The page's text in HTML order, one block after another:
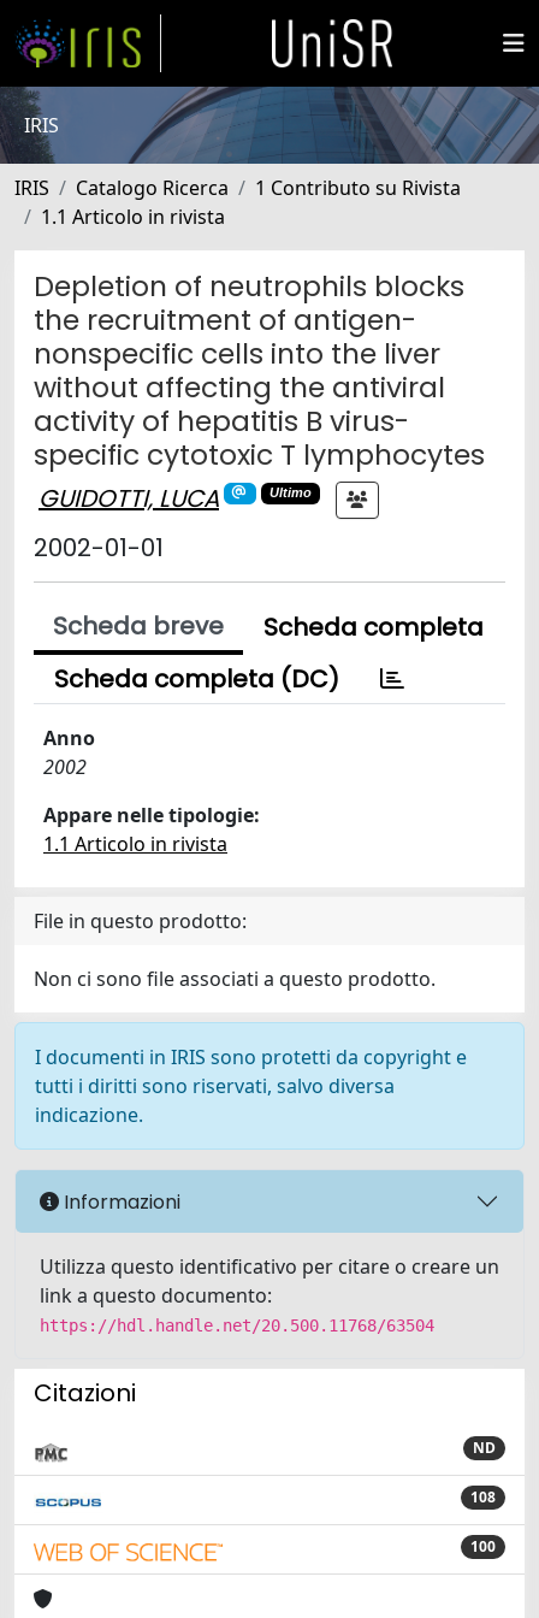
IRIS
IRIS Catalogo Ricerca
1 Contributo su Rivista
1.1 Articolo in rivista
Depletion of neutrophils blocks
the recruitment of antigen-
nonspecific cells into the liver
without affecting the antiviral
activity of hepatitis B virus-
specific cytotoxic T lymphocytes
GUIDOTTI, LUCA Ultimo
2002-01-01
Scheda breve
Scheda completa
Scheda completa (DC)
Anno
2002
Appare nelle tipologie:
1.1 Articolo in rivista
File in questo prodotto:
Non ci sono file associati a questo prodotto.
I documenti in IRIS sono protetti da copyright e
tutti i diritti sono riservati, salvo diversa
indicazione.
Informazioni
Utilizza questo identificativo per citare o creare un
link a questo documento:
https://hdl.handle.net/20.500.11768/63504
Citazioni
ND
108
100